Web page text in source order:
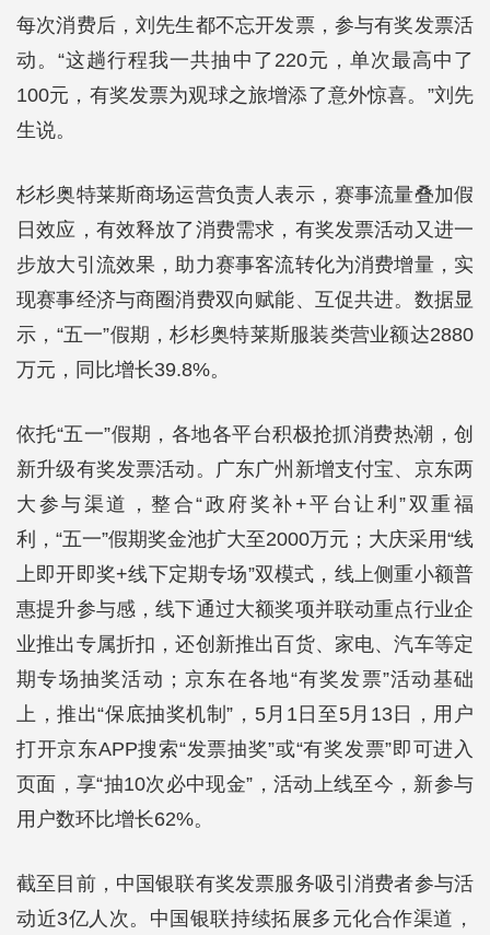
每次消费后，刘先生都不忘开发票，参与有奖发票活
动。“这趟行程我一共抽中了220元，单次最高中了
100元，有奖发票为观球之旅增添了意外惊喜。”刘先
生说。
杉杉奥特莱斯商场运营负责人表示，赛事流量叠加假
日效应，有效释放了消费需求，有奖发票活动又进一
步放大引流效果，助力赛事客流转化为消费增量，实
现赛事经济与商圈消费双向赋能、互促共进。数据显
示，“五一”假期，杉杉奥特莱斯服装类营业额达2880
万元，同比增长39.8%。
依托“五一”假期，各地各平台积极抢抓消费热潮，创
新升级有奖发票活动。广东广州新增支付宝、京东两
大参与渠道，整合“政府奖补+平台让利”双重福
利，“五一”假期奖金池扩大至2000万元；大庆采用“线
上即开即奖+线下定期专场”双模式，线上侧重小额普
惠提升参与感，线下通过大额奖项并联动重点行业企
业推出专属折扣，还创新推出百货、家电、汽车等定
期专场抽奖活动；京东在各地“有奖发票”活动基础
上，推出“保底抽奖机制”，5月1日至5月13日，用户
打开京东APP搜索“发票抽奖”或“有奖发票”即可进入
页面，享“抽10次必中现金”，活动上线至今，新参与
用户数环比增长62%。
截至目前，中国银联有奖发票服务吸引消费者参与活
动近3亿人次。中国银联持续拓展多元化合作渠道，